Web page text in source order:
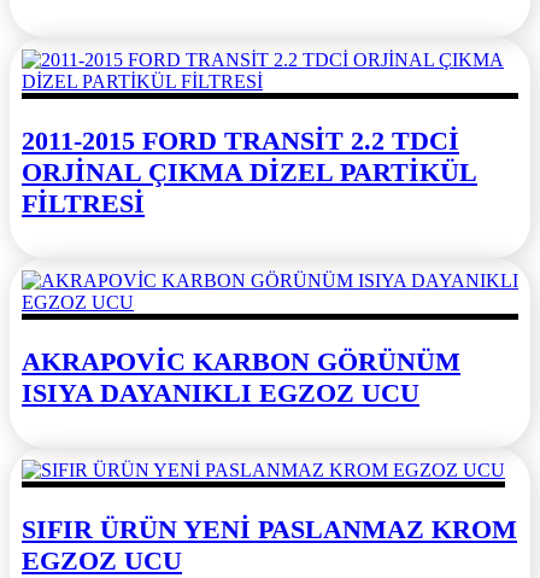
2011-2015 FORD TRANSİT 2.2 TDCİ
ORJİNAL ÇIKMA DİZEL PARTİKÜL
FİLTRESİ
AKRAPOVİC KARBON GÖRÜNÜM
ISIYA DAYANIKLI EGZOZ UCU
SIFIR ÜRÜN YENİ PASLANMAZ KROM
EGZOZ UCU